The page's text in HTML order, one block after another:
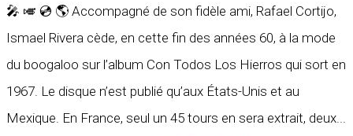
🎤 🎺 💿 🌎 Accompagné de son fidèle ami, Rafael Cortijo,
Ismael Rivera cède, en cette fin des années 60, à la mode
du boogaloo sur l’album Con Todos Los Hierros qui sort en
1967. Le disque n’est publié qu’aux États-Unis et au
Mexique. En France, seul un 45 tours en sera extrait, deux...